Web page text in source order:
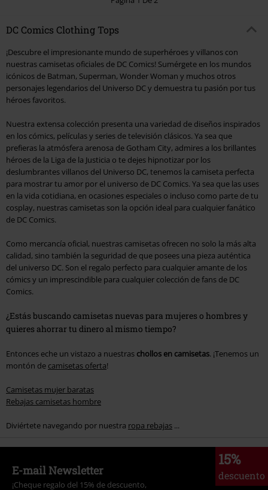
DC Comics Clothing Tops
¡Descubre el impresionante mundo de superhéroes y villanos con
nuestras camisetas oficiales de DC Comics! Sumérgete en los mundos
icónicos de Batman, Superman, Wonder Woman y muchos otros
personajes legendarios del Universo DC y demuestra tu pasión por tus
héroes favoritos.
Nuestra extensa colección presenta una variedad de diseños inspirados
en los cómics, películas y series de televisión clásicos. Ya sea que
prefieras la atmósfera arenosa de Gotham City, admires a los brillantes
héroes de la Liga de la Justicia o te dejes hipnotizar por los
deslumbrantes villanos del Universo DC, tenemos la camiseta perfecta
para mostrar tu amor por el universo de DC Comics. Ya sea que las uses
en la vida cotidiana, en ocasiones especiales o incluso como parte de tu
cosplay, nuestras camisetas son la opción ideal para cualquier fanático
de DC Comics.
Como mercancía oficial, nuestras camisetas ofrecen no solo la más alta
calidad, sino también la seguridad de que posees una pieza auténtica
del universo DC. Son el regalo perfecto para cualquier amante de los
cómics y un imprescindible para cualquier colección de fans de DC
Comics.
¿Estás buscando camisetas nuevas para mujeres o hombres y
quieres ahorrar tu dinero al mismo tiempo?
Entonces eche un vistazo a nuestras chollos en camisetas. ¡Tenemos un
montón de camisetas oferta!
Camisetas mujer baratas
Rebajas camisetas hombre
Diviértete navegando por nuestra ropa rebajas ...
15%
descuento
E-mail Newsletter
¡Cheque regalo del 15% de descuento,